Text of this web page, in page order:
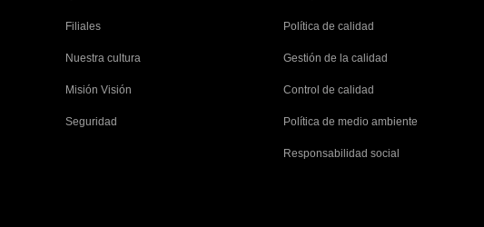
Filiales
Nuestra cultura
Misión Visión
Seguridad
Política de calidad
Gestión de la calidad
Control de calidad
Política de medio ambiente
Responsabilidad social